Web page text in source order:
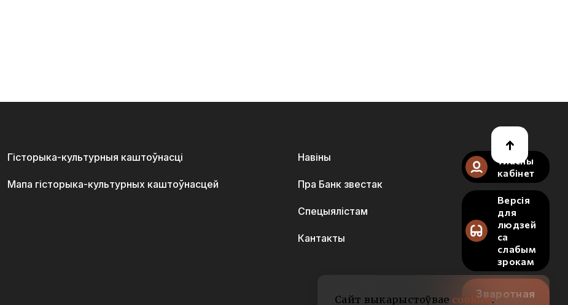
Гісторыка-культурныя каштоўнасці
Мапа гісторыка-культурных каштоўнасцей
Навіны
Пра Банк звестак
Спецыялістам
Кантакты
Уласны
кабінет
Версія
для
людзей
са
слабым
зрокам
Зваротная
Сайт выкарыстоўвае cookies.